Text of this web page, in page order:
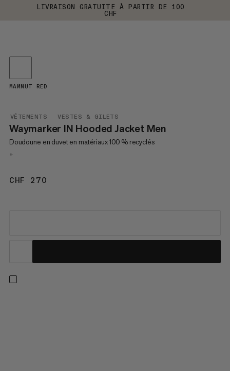
LIVRAISON GRATUITE À PARTIR DE 100
CHF
VÊTEMENTS VESTES & GILETS
Waymarker IN Hooded Jacket Men
Doudoune en duvet en matériaux 100 % recyclés
+
CHF 270
MAMMUT RED